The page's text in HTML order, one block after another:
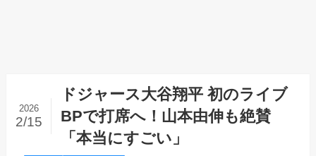
ドジャース大谷翔平 初のライブ
BPで打席へ！山本由伸も絶賛
「本当にすごい」
2026
2/15